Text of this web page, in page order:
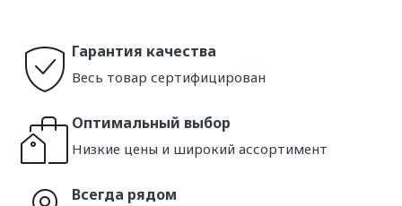
Гарантия качества
Весь товар сертифицирован
Оптимальный выбор
Низкие цены и широкий ассортимент
Всегда рядом